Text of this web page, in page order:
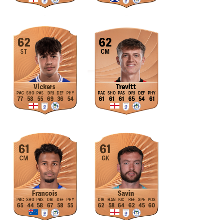
62
ST
Vickers
77 58 55 69 36 54
62
CM
Trevitt
61 61 61 65 54 61
61
CM
Francois
65 44 58 67 58 55
61
GK
Savin
62 58 64 62 45 60